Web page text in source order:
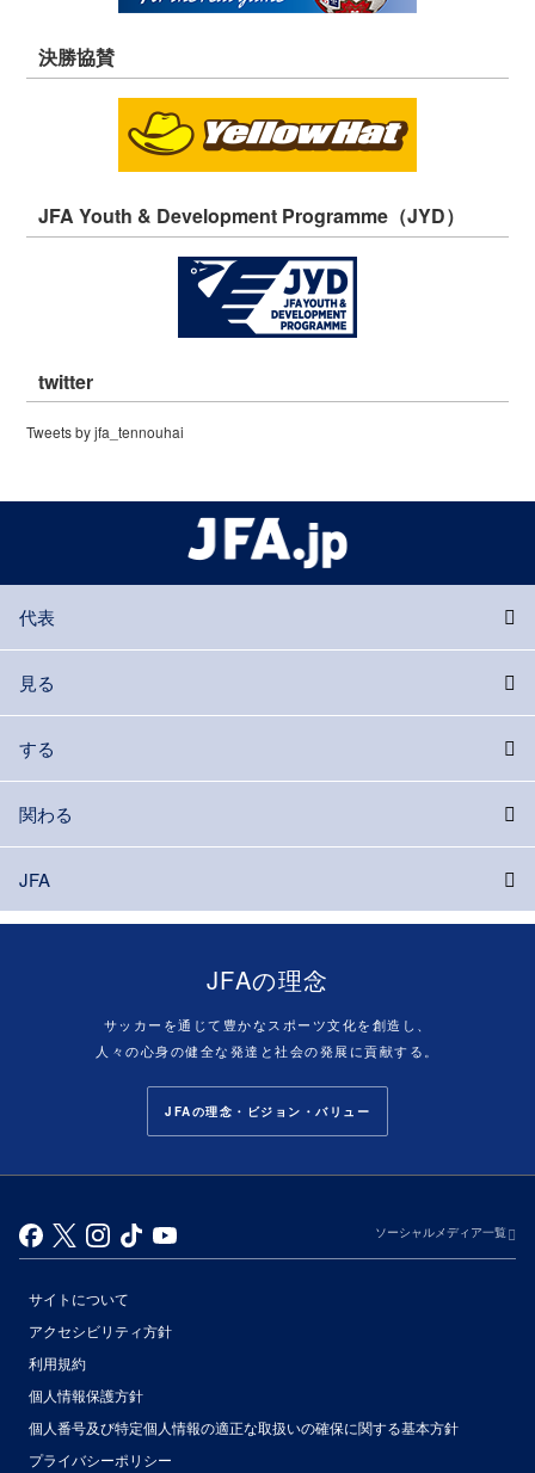
決勝協賛
JFA Youth & Development Programme（JYD）
twitter
Tweets by jfa_tennouhai
代表
見る
する
関わる
JFA
JFAの理念
サッカーを通じて豊かなスポーツ文化を創造し、
人々の心身の健全な発達と社会の発展に貢献する。
JFAの理念・ビジョン・バリュー
ソーシャルメディア一覧
サイトについて
アクセシビリティ方針
利用規約
個人情報保護方針
個人番号及び特定個人情報の適正な取扱いの確保に関する基本方針
プライバシーポリシー